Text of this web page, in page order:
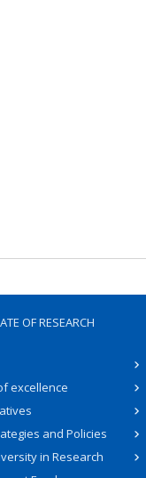
OF RESEARCH
excellence
and Policies
in Research